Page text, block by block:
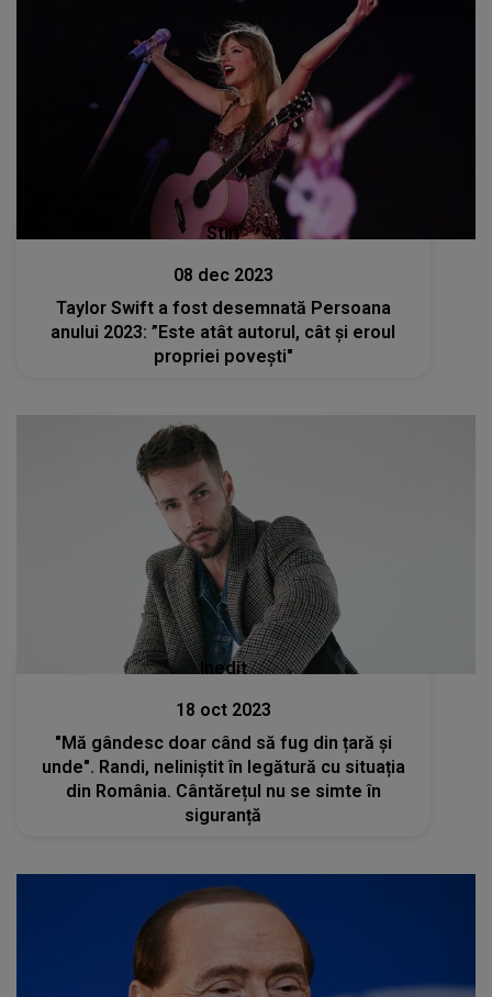
Stiri
08 dec 2023
Taylor Swift a fost desemnată Persoana
anului 2023: ”Este atât autorul, cât și eroul
propriei povești"
Inedit
18 oct 2023
"Mă gândesc doar când să fug din țară și
unde". Randi, neliniștit în legătură cu situația
din România. Cântărețul nu se simte în
siguranță